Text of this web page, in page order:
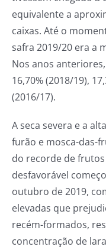
equivalente a
caixas. Até o
safra 2019/20 era a
Nos anos
16,70% (2018/19),
(2016/17).
A seca severa e a
furão e mosca-das-
do recorde de
desfavorável
outubro de 2019,
elevadas que
recém-formados,
concentração de